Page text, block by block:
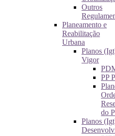
Outros
Planeamento e
Reabilitação
Urbana
Planos
Vigor
PP
do
Planos